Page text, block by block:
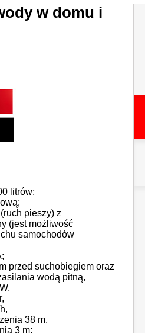
w domu i
litrów;
pieszy) z
(jest możliwość
samochodów
przed suchobiegiem oraz
wodą pitną,
38 m,
3 m;